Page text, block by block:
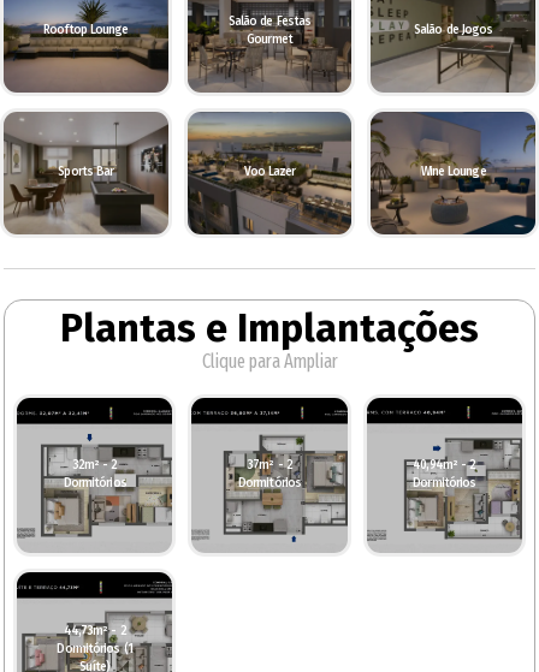
Rooftop Lounge
Salão de Festas
Gourmet
Salão de Jogos
Sports Bar Voo Lazer Wine Lounge
Plantas e Implantações
Clique para Ampliar
32m² - 2
Dormitórios
37m² - 2
Dormitórios
40,94m² - 2
Dormitórios
44,73m² - 2
Dormitórios (1
Suíte)